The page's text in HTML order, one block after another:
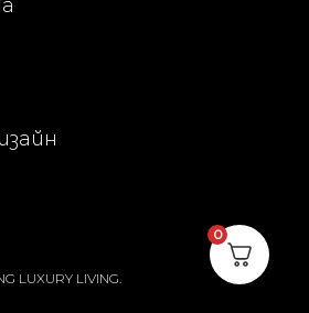
LUXURY LIVING.
0